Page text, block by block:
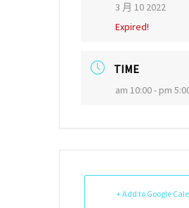
3 月 10 2022
Expired!
TIME
am 10:00 - pm
+ Add to Google